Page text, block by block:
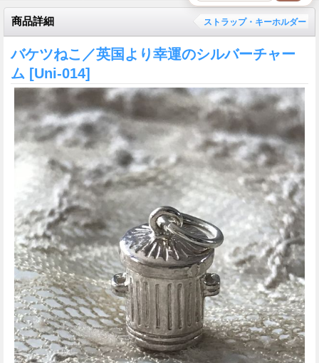
商品詳細 ストラップ・キーホルダー
バケツねこ／英国より幸運のシルバーチャー
ム [Uni-014]